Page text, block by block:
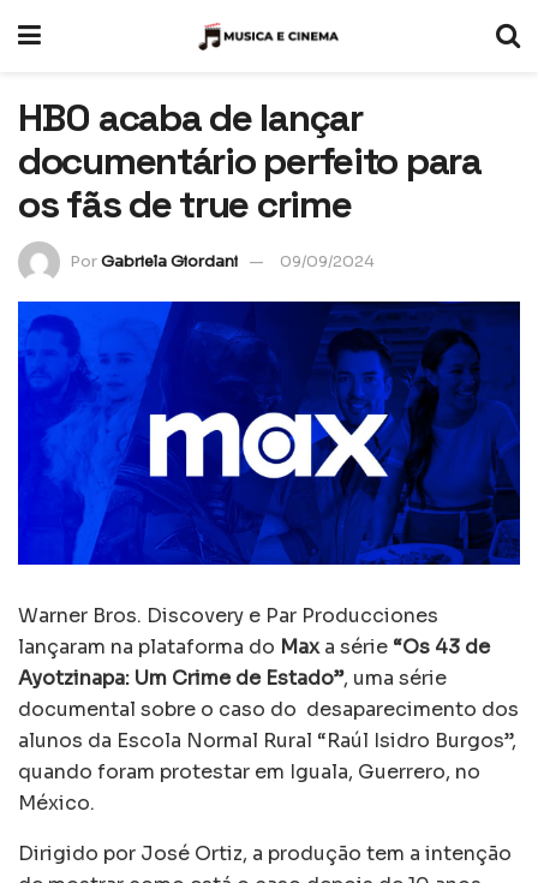
HBO acaba de lançar
documentário perfeito para
os fãs de true crime
PorGabriela Giordani 09/09/2024
Warner Bros. Discovery e Par Producciones
lançaram na plataforma do Maxa série “Os 43 de
Ayotzinapa: Um Crime de Estado”, uma série
documental sobre o caso do desaparecimento dos
alunos da Escola Normal Rural “Raúl Isidro Burgos”,
quando foram protestar em Iguala, Guerrero, no
México.
Dirigido por José Ortiz, a produção tem a intenção